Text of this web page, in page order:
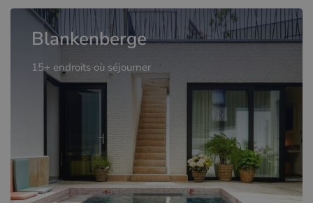
Blankenberge
15+ endroits où séjourner